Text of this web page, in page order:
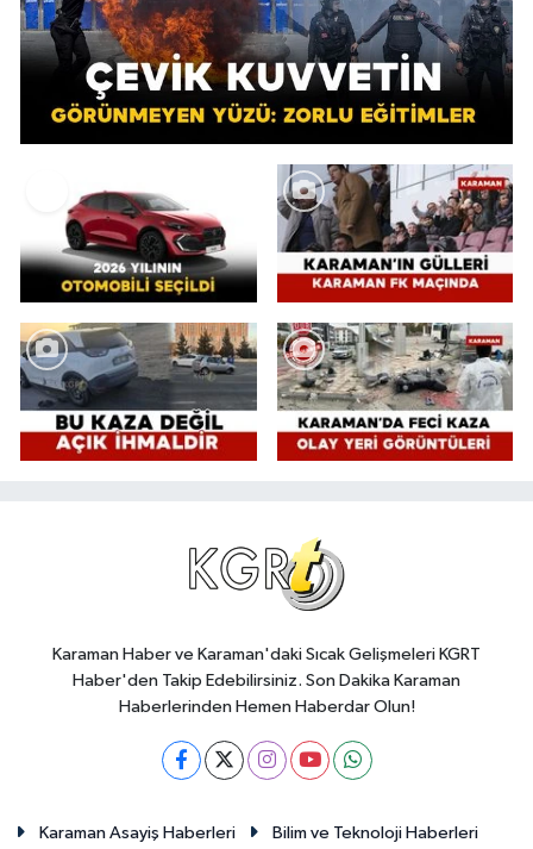
Karaman Haber ve Karaman'daki Sıcak Gelişmeleri KGRT
Haber'den Takip Edebilirsiniz. Son Dakika Karaman
Haberlerinden Hemen Haberdar Olun!
Karaman Asayiş Haberleri Bilim ve Teknoloji Haberleri